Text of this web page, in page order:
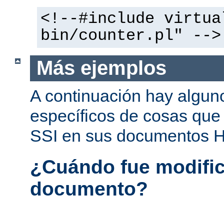
<!--#include
bin/counter.pl" -->
Más ejemplos
A continuación hay
específicos de cosas
SSI en sus documentos
¿Cuándo fue
documento?